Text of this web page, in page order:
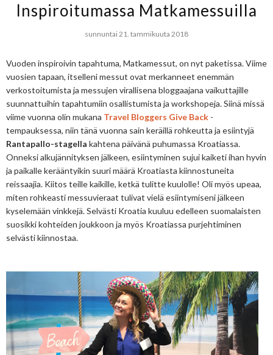
Inspiroitumassa Matkamessuilla
sunnuntai 21. tammikuuta 2018
Vuoden inspiroivin tapahtuma, Matkamessut, on nyt paketissa. Viime
vuosien tapaan, itselleni messut ovat merkanneet enemmän
verkostoitumista ja messujen virallisena bloggaajana vaikuttajille
suunnattuihin tapahtumiin osallistumista ja workshopeja. Siinä missä
viime vuonna olin mukana Travel Bloggers Give Back -
tempauksessa, niin tänä vuonna sain keräillä rohkeutta ja esiintyjä
Rantapallo-stagella kahtena päivänä puhumassa Kroatiassa.
Onneksi alkujännityksen jälkeen, esiintyminen sujui kaiketi ihan hyvin
ja paikalle kerääntyikin suuri määrä Kroatiasta kiinnostuneita
reissaajia. Kiitos teille kaikille, ketkä tulitte kuulolle! Oli myös upeaa,
miten rohkeasti messuvieraat tulivat vielä esiintymiseni jälkeen
kyselemään vinkkejä. Selvästi Kroatia kuuluu edelleen suomalaisten
suosikki kohteiden joukkoon ja myös Kroatiassa purjehtiminen
selvästi kiinnostaa.